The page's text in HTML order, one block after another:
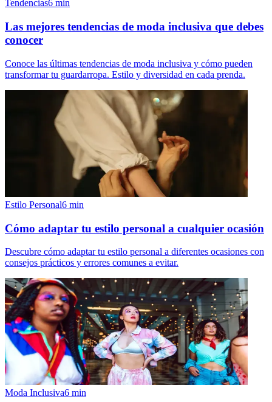
Tendencias6 min
Las mejores tendencias de moda inclusiva que debes
conocer
Conoce las últimas tendencias de moda inclusiva y cómo pueden
transformar tu guardarropa. Estilo y diversidad en cada prenda.
Estilo Personal6 min
Cómo adaptar tu estilo personal a cualquier ocasión
Descubre cómo adaptar tu estilo personal a diferentes ocasiones con
consejos prácticos y errores comunes a evitar.
Moda Inclusiva6 min